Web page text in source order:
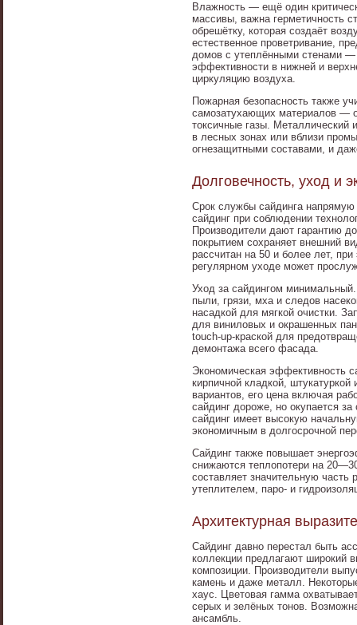
Влажность — ещё один
массивы, важна герметичность
обрешётку, которая создаёт
естественное проветривание,
домов с утеплёнными стенами —
эффективности в нижней и
циркуляцию воздуха.
Пожарная безопасность также
самозатухающих материалов —
токсичные газы. Металлический
в лесных зонах или вблизи
огнезащитными составами, и
Долговечность, уход и
Срок службы сайдинга напрямую
сайдинг при соблюдении
Производители дают гарантию
покрытием сохраняет внешний
рассчитан на 50 и более лет,
регулярном уходе может
Уход за сайдингом
пыли, грязи, мха и следов
насадкой для мягкой очистки.
для виниловых и окрашенных
touch-up-краской для
демонтажа всего фасада.
Экономическая эффективность
кирпичной кладкой,
вариантов, его цена включая
сайдинг дороже, но окупается
сайдинг имеет высокую
экономичным в долгосрочной
Сайдинг также повышает
снижаются теплопотери на
составляет значительную
утеплителем, паро- и
Архитектурная
Сайдинг давно перестал быть
коллекции предлагают широкий
композиции. Производители
камень и даже металл.
хаус. Цветовая гамма
серых и зелёных тонов.
ансамбль.